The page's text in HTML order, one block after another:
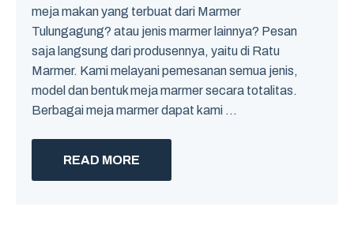
meja makan yang terbuat dari Marmer
Tulungagung? atau jenis marmer lainnya? Pesan
saja langsung dari produsennya, yaitu di Ratu
Marmer. Kami melayani pemesanan semua jenis,
model dan bentuk meja marmer secara totalitas.
Berbagai meja marmer dapat kami ...
READ MORE